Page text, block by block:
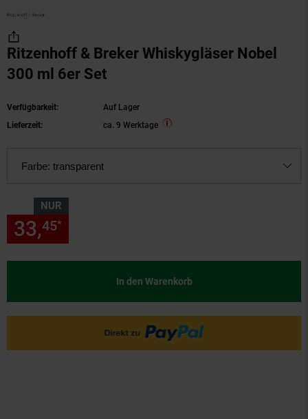
Ritzenhoff & Breker Whiskygläser Nobel
300 ml 6er Set
Verfügbarkeit:
Auf Lager
Lieferzeit:
ca. 9 Werktage
Farbe: transparent
NUR
33,45*
In den Warenkorb